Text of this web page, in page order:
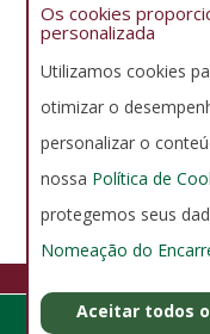
GERENCIAR COOKIES
Os cookies
personalizada
Utilizamos cookies
otimizar o
personalizar o
nossa Política de
protegemos seus
Nomeação do
Aceitar todos